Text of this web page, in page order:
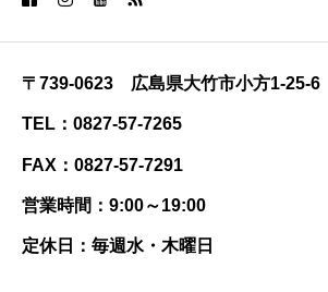
〒739-0623 広島県大竹市小方1-25-6
TEL：0827-57-7265
FAX：0827-57-7291
営業時間：9:00～19:00
定休日：毎週水・木曜日